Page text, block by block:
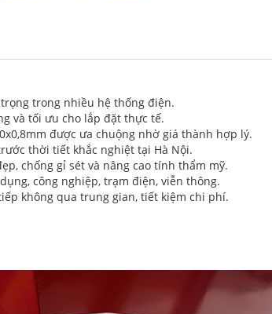
trong nhiều hệ thống điện.
và tối ưu cho lắp đặt thực tế.
được ưa chuộng nhờ giá thành hợp lý.
thời tiết khắc nghiệt tại Hà Nội.
chống gỉ sét và nâng cao tính thẩm mỹ.
công nghiệp, trạm điện, viễn thông.
không qua trung gian, tiết kiệm chi phí.